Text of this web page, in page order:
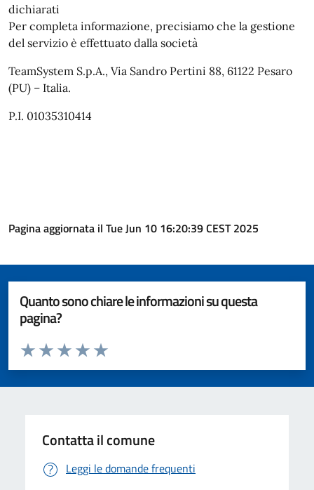
dichiarati
Per completa informazione, precisiamo che la gestione
del servizio è effettuato dalla società
TeamSystem S.p.A., Via Sandro Pertini 88, 61122 Pesaro
(PU) – Italia.
P.I. 01035310414
Pagina aggiornata il Tue Jun 10 16:20:39 CEST 2025
Quanto sono chiare le informazioni su questa
pagina?
Valuta da 1 a 5 stelle la pagina
Valuta 5 stelle su 5
Valuta 4 stelle su 5
Valuta 3 stelle su 5
Valuta 2 stelle su 5
Valuta 1 stelle su 5
Contatta il comune
Leggi le domande frequenti